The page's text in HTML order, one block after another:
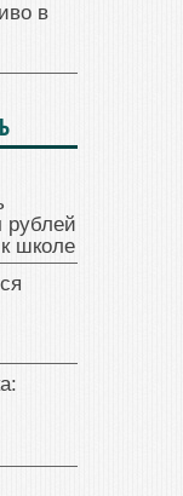
в
рублей
школе